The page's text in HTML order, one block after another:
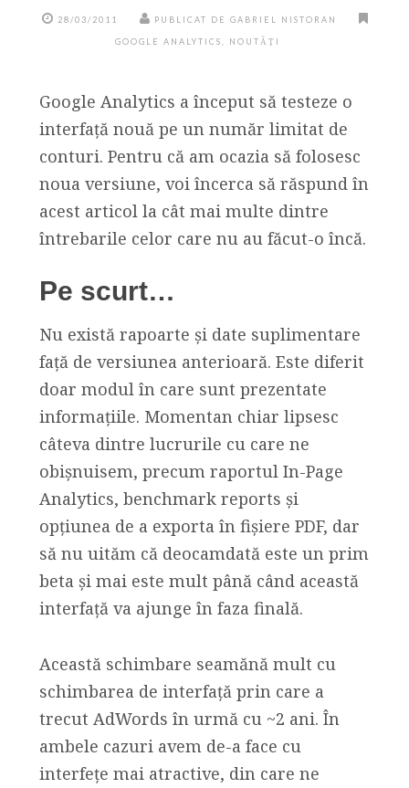
28/03/2011 PUBLICAT DE GABRIEL NISTORAN
GOOGLE ANALYTICS, NOUTĂȚI
Google Analytics a început să testeze o
interfață nouă pe un număr limitat de
conturi. Pentru că am ocazia să folosesc
noua versiune, voi încerca să răspund în
acest articol la cât mai multe dintre
întrebarile celor care nu au făcut-o încă.
Pe scurt…
Nu există rapoarte și date suplimentare
față de versiunea anterioară. Este diferit
doar modul în care sunt prezentate
informațiile. Momentan chiar lipsesc
câteva dintre lucrurile cu care ne
obișnuisem, precum raportul In-Page
Analytics, benchmark reports și
opțiunea de a exporta în fișiere PDF, dar
să nu uităm că deocamdată este un prim
beta și mai este mult până când această
interfață va ajunge în faza finală.
Această schimbare seamănă mult cu
schimbarea de interfață prin care a
trecut AdWords în urmă cu ~2 ani. În
ambele cazuri avem de-a face cu
interfețe mai atractive, din care ne